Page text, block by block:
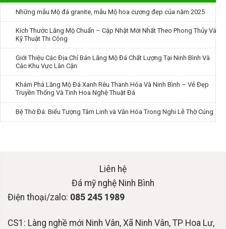
Những mẫu Mộ đá granite, mẫu Mộ hoa cương đẹp của năm 2025
Kích Thước Lăng Mộ Chuẩn – Cập Nhật Mới Nhất Theo Phong Thủy Và
Kỹ Thuật Thi Công
Giới Thiệu Các Địa Chỉ Bán Lăng Mộ Đá Chất Lượng Tại Ninh Bình Và
Các Khu Vực Lân Cận
Khám Phá Lăng Mộ Đá Xanh Rêu Thanh Hóa Và Ninh Bình – Vẻ Đẹp
Truyền Thống Và Tinh Hoa Nghệ Thuật Đá
Bệ Thờ Đá: Biểu Tượng Tâm Linh và Văn Hóa Trong Nghi Lễ Thờ Cúng
Liên hệ
Đá mỹ nghệ Ninh Bình
Điện thoại/zalo: 085 245 1989
CS1: Làng nghề mới Ninh Vân, Xã Ninh Vân, TP Hoa Lư,